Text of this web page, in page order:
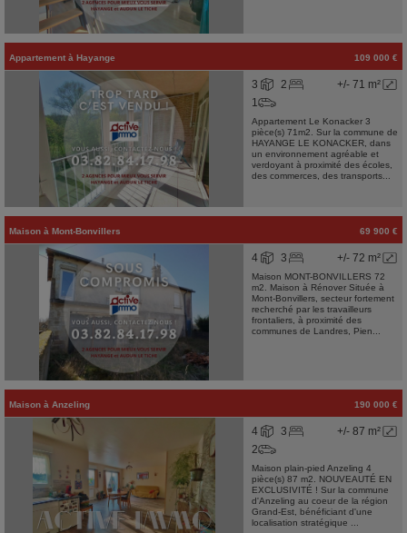
Appartement à Hayange 109 000 €
+/- 71 m²
3
2
1
Appartement Le Konacker 3
pièce(s) 71m2. Sur la commune de
HAYANGE LE KONACKER, dans
un environnement agréable et
verdoyant à proximité des écoles,
des commerces, des transports...
Maison à Mont-Bonvillers 69 900 €
+/- 72 m²
4 3
Maison MONT-BONVILLERS 72
m2. Maison à Rénover Située à
Mont-Bonvillers, secteur fortement
recherché par les travailleurs
frontaliers, à proximité des
communes de Landres, Pien...
Maison à Anzeling 190 000 €
+/- 87 m²
4
3
2
Maison plain-pied Anzeling 4
pièce(s) 87 m2. NOUVEAUTÉ EN
EXCLUSIVITÉ ! Sur la commune
d'Anzeling au coeur de la région
Grand-Est, bénéficiant d'une
localisation stratégique ...